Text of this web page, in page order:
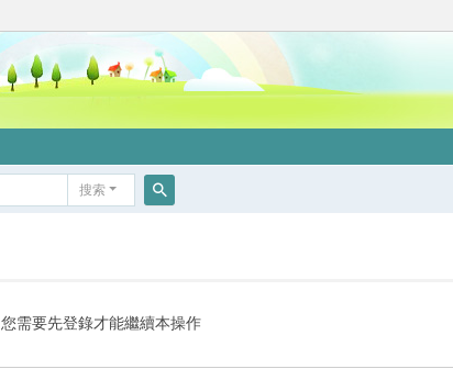
搜索
您需要先登錄才能繼續本操作